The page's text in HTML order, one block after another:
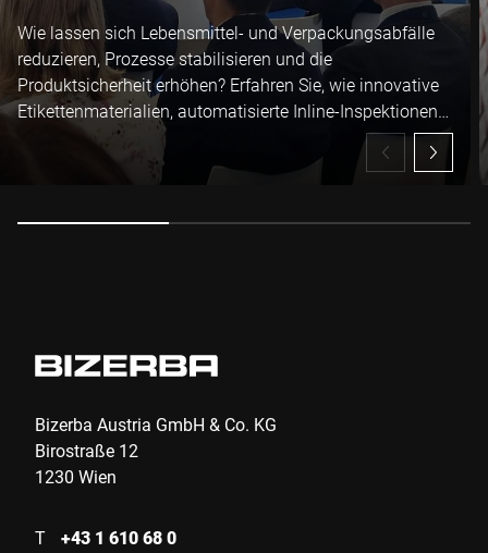
Wie lassen sich Lebensmittel- und Verpackungsabfälle
reduzieren, Prozesse stabilisieren und die
Produktsicherheit erhöhen? Erfahren Sie, wie innovative
Etikettenmaterialien, automatisierte Inline-Inspektionen
und digitale Lösungen ineinandergreifen – für mehr
Effizienz, Transparenz und Sicherheit in Ihrer
Bizerba Austria GmbH & Co. KG
Birostraße 12
1230 Wien
T +43 1 610 68 0